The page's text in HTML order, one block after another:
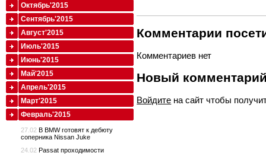
Комментарии
Комментариев нет
Новый
Войдите на сайт чтобы
Октябрь'2015
Сентябрь'2015
Август'2015
Июль'2015
Июнь'2015
Май'2015
Апрель'2015
Март'2015
Февраль'2015
27.02 В BMW готовят к дебюту
соперника Nissan Juke
24.02 Passat проходимости